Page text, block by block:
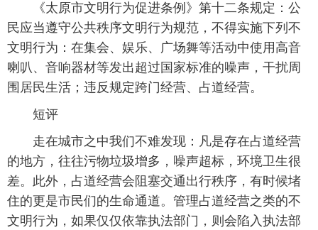
《太原市文明行为促进条例》第十二条规定：公
民应当遵守公共秩序文明行为规范，不得实施下列不
文明行为：在集会、娱乐、广场舞等活动中使用高音
喇叭、音响器材等发出超过国家标准的噪声，干扰周
围居民生活；违反规定跨门经营、占道经营。
短评
走在城市之中我们不难发现：凡是存在占道经营
的地方，往往污物垃圾增多，噪声超标，环境卫生很
差。此外，占道经营会阻塞交通出行秩序，有时候堵
住的更是市民们的生命通道。管理占道经营之类的不
文明行为，如果仅仅依靠执法部门，则会陷入执法部